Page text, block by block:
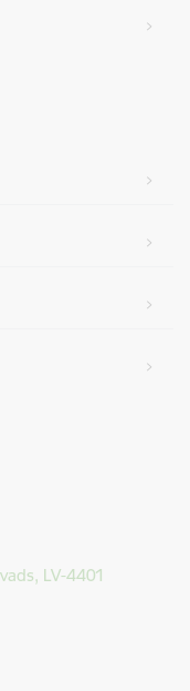
LV-4401